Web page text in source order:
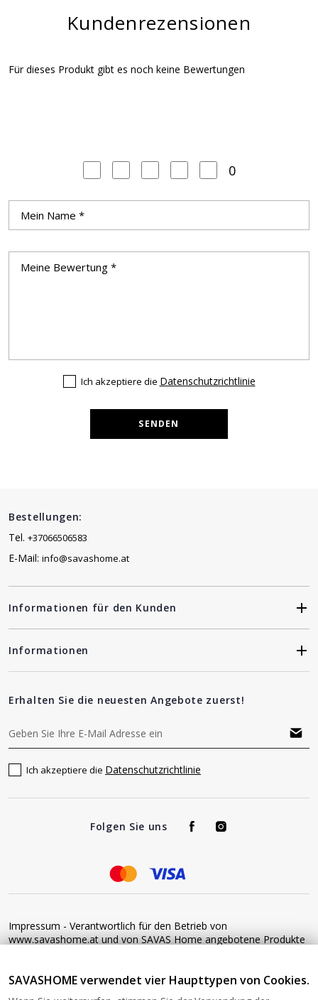
Kundenrezensionen
Für dieses Produkt gibt es noch keine Bewertungen
0
Ich akzeptiere die Datenschutzrichtlinie
SENDEN
Bestellungen:
Tel. +37066506583
E-Mail: info@savashome.at
Informationen für den Kunden
Informationen
Erhalten Sie die neuesten Angebote zuerst!
Ich akzeptiere die Datenschutzrichtlinie
Folgen Sie uns
Impressum - Verantwortlich für den Betrieb von
www.savashome.at und von SAVAS Home angebotene Produkte
senden Sie keine Waren ohne vorherige Bestätigung an diese
SAVASHOME verwendet vier Haupttypen von Cookies.